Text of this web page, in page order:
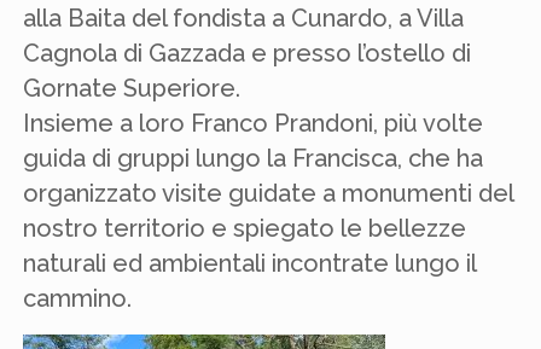
alla Baita del fondista a Cunardo, a Villa
Cagnola di Gazzada e presso l’ostello di
Gornate Superiore.
Insieme a loro Franco Prandoni, più volte
guida di gruppi lungo la Francisca, che ha
organizzato visite guidate a monumenti del
nostro territorio e spiegato le bellezze
naturali ed ambientali incontrate lungo il
cammino.